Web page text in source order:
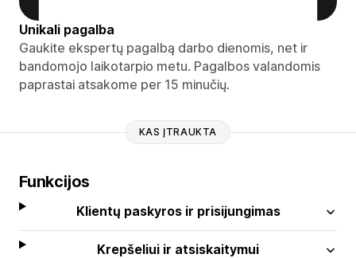
Unikali pagalba
Gaukite ekspertų pagalbą darbo dienomis, net ir
bandomojo laikotarpio metu. Pagalbos valandomis
paprastai atsakome per 15 minučių.
KAS ĮTRAUKTA
Funkcijos
Klientų paskyros ir prisijungimas
Krepšeliui ir atsiskaitymui